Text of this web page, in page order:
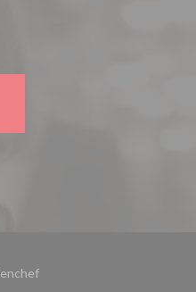
((открывается в новом окне))